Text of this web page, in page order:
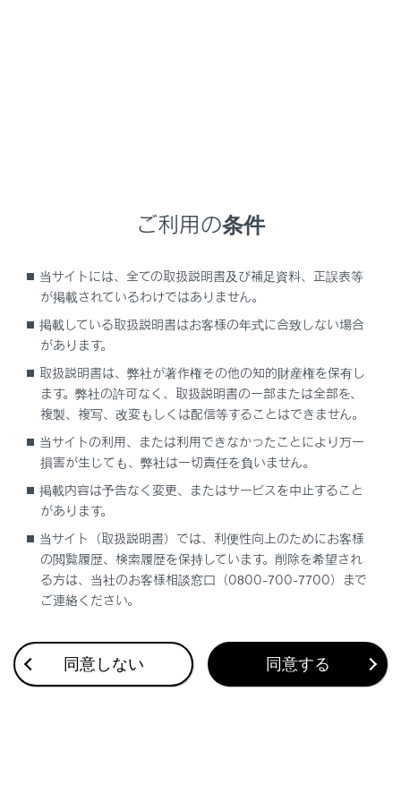
ディスプレイの表示
合わせて見られているページ
ディスプレイの表示内容
警告灯／表示灯
計器類
ご利用の条件
当サイトには、全ての取扱説明書及び補足資料、正誤表等
が掲載されているわけではありません。
掲載している取扱説明書はお客様の年式に合致しない場合
があります。
取扱説明書は、弊社が著作権その他の知的財産権を保有し
ます。弊社の許可なく、取扱説明書の一部または全部を、
複製、複写、改変もしくは配信等することはできません。
当サイトの利用、または利用できなかったことにより万一
損害が生じても、弊社は一切責任を負いません。
掲載内容は予告なく変更、またはサービスを中止すること
があります。
当サイト（取扱説明書）では、利便性向上のためにお客様
の閲覧履歴、検索履歴を保持しています。削除を希望され
る方は、当社のお客様相談窓口（0800-700-7700）まで
ご連絡ください。
同意しない 同意する